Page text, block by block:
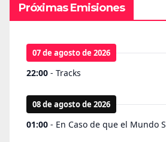
Próximas Emisiones